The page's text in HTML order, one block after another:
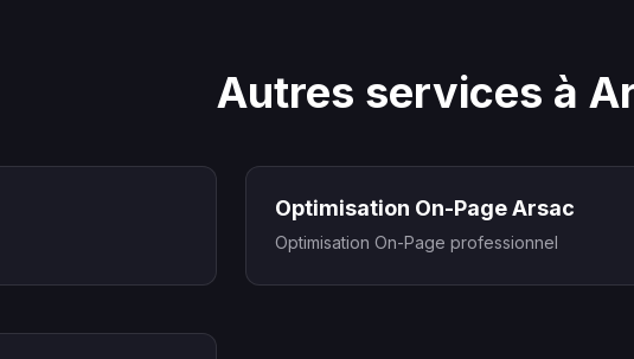
Autres services à
Optimisation On-Page Arsac
Optimisation On-Page professionnel